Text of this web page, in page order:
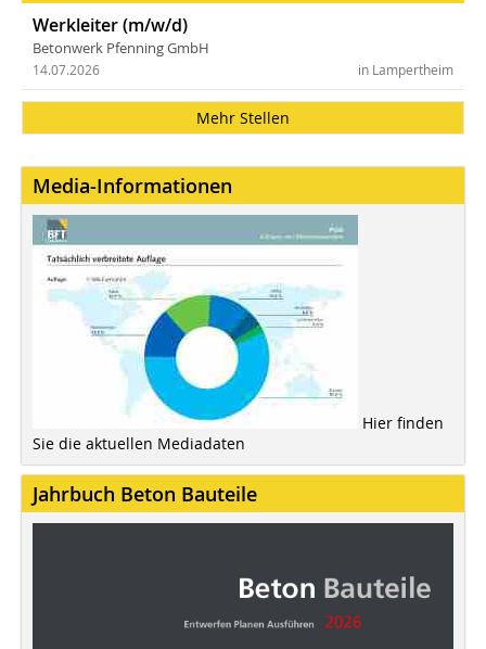
Werkleiter (m/w/d)
Betonwerk Pfenning GmbH
in Lampertheim
14.07.2026
Mehr Stellen
Media-Informationen
Hier finden
Sie die aktuellen Mediadaten
Jahrbuch Beton Bauteile